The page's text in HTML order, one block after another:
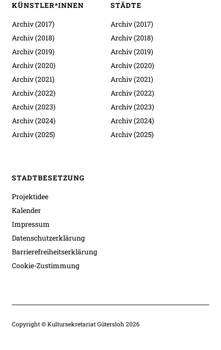
KÜNSTLER*INNEN
Archiv (2017)
Archiv (2018)
Archiv (2019)
Archiv (2020)
Archiv (2021)
Archiv (2022)
Archiv (2023)
Archiv (2024)
Archiv (2025)
STÄDTE
Archiv (2017)
Archiv (2018)
Archiv (2019)
Archiv (2020)
Archiv (2021)
Archiv (2022)
Archiv (2023)
Archiv (2024)
Archiv (2025)
STADTBESETZUNG
Projektidee
Kalender
Impressum
Datenschutzerklärung
Barrierefreiheitserklärung
Cookie-Zustimmung
Copyright © Kultursekretariat Gütersloh 2026